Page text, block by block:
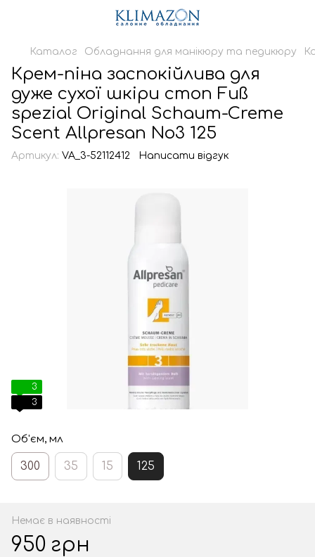
Каталог Обладнання для манікюру та педикюру
Крем-піна заспокійлива для
дуже сухої шкіри стоп Fuß
spezial Original Schaum-Creme
Scent Allpresan No3 125
Артикул: VA_3-52112412 Написати відгук
3
3
Об'єм, мл
300 35 15 125
Немає в наявності
950 грн